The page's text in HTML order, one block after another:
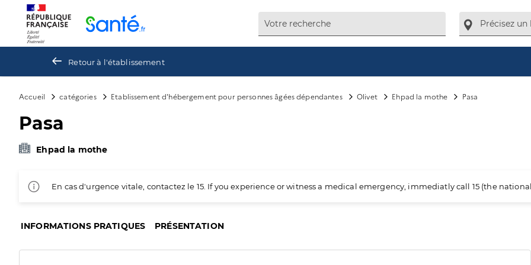
Retour à l'établissement
Accueil catégories Etablissement d'hébergement pour personnes âgées dépendantes Olivet Ehpad la mothe Pasa
Pasa
Ehpad la mothe
En cas d'urgence vitale, contactez le 15. If you experience or witness a medical emergency, immediatly call 15 (the
INFORMATIONS PRATIQUES PRÉSENTATION
Panneau de gestion des cookies